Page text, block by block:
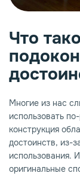
дерево
Что
Многие из нас
использовать
конструкция
достоинств, из-
использования.
оригинальные